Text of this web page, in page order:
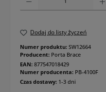
Dodaj do listy życzeń
Numer produktu: SW12664
Producent: Porta Brace
EAN: 877547018429
Numer producenta: PB-4100F
Czas dostawy: 1-3 dni